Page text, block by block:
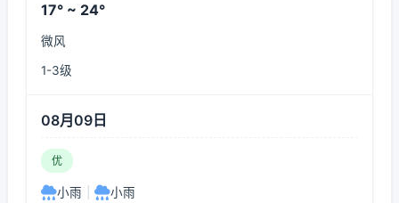
17° ~ 24°
微风
1-3级
08月09日
优
小雨 小雨